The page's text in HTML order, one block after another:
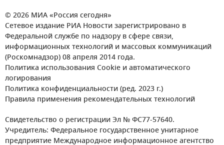
© 2026 МИА «Россия сегодня»
Сетевое издание РИА Новости зарегистрировано в
Федеральной службе по надзору в сфере связи,
информационных технологий и массовых коммуникаций
(Роскомнадзор) 08 апреля 2014 года.
Политика использования Cookie и автоматического
логирования
Политика конфиденциальности (ред. 2023 г.)
Правила применения рекомендательных технологий
Свидетельство о регистрации Эл № ФС77-57640.
Учредитель: Федеральное государственное унитарное
предприятие Международное информационное агентство